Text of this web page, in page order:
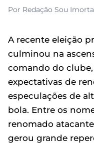
Por Redação Sou
A recente eleição
culminou na
comando do
expectativas de
especulações de
bola. Entre os
renomado
gerou grande